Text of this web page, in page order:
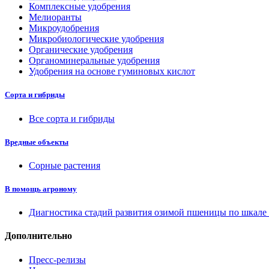
Комплексные удобрения
Мелиоранты
Микроудобрения
Микробиологические удобрения
Органические удобрения
Органоминеральные удобрения
Удобрения на основе гуминовых кислот
Сорта и гибриды
Все сорта и гибриды
Вредные объекты
Сорные растения
В помощь агроному
Диагностика стадий развития озимой пшеницы по
Дополнительно
Пресс-релизы